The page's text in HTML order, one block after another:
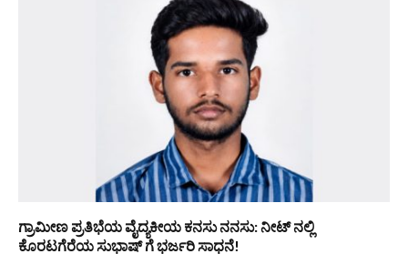
ಗ್ರಾಮೀಣ ಪ್ರತಿಭೆಯ ವೈದ್ಯಕೀಯ ಕನಸು ನನಸು: ನೀಟ್ ನಲ್ಲಿ
ಕೊರಟಗೆರೆಯ ಸುಭಾಷ್ ಗೆ ಭರ್ಜರಿ ಸಾಧನೆ!